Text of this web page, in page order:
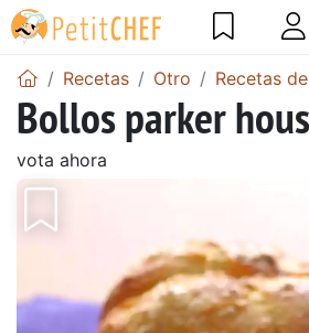
Recetas Otro Recetas
Bollos parker
vota ahora